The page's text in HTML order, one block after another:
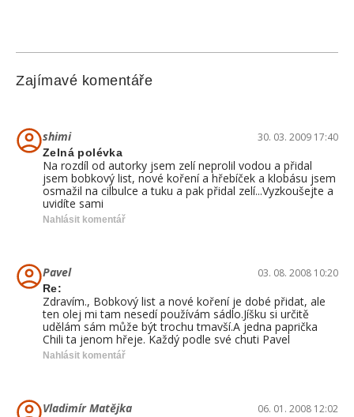
Zajímavé komentáře
shimi 30. 03. 2009 17:40
Zelná polévka
Na rozdíl od autorky jsem zelí neprolil vodou a přidal
jsem bobkový list, nové koření a hřebíček a klobásu jsem
osmažil na cilbulce a tuku a pak přidal zelí...Vyzkoušejte a
uvidíte sami
Nahlásit komentář
Pavel 03. 08. 2008 10:20
Re:
Zdravím., Bobkový list a nové koření je dobé přidat, ale
ten olej mi tam nesedí používám sádlo.Jíšku si určitě
udělám sám může být trochu tmavší.A jedna paprička
Chili ta jenom hřeje. Každý podle své chuti Pavel
Nahlásit komentář
Vladimír Matějka 06. 01. 2008 12:02